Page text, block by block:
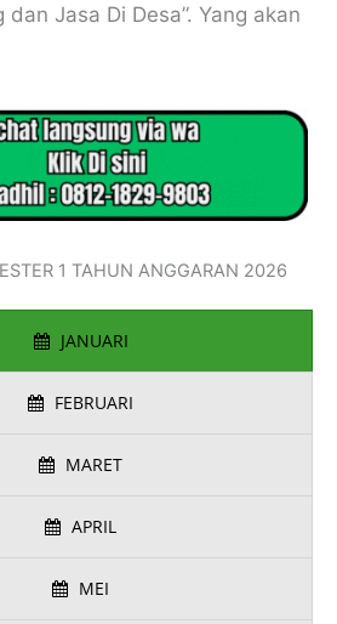
Jasa Di Desa”. Yang akan
1 TAHUN ANGGARAN 2026
JANUARI
FEBRUARI
MARET
APRIL
MEI